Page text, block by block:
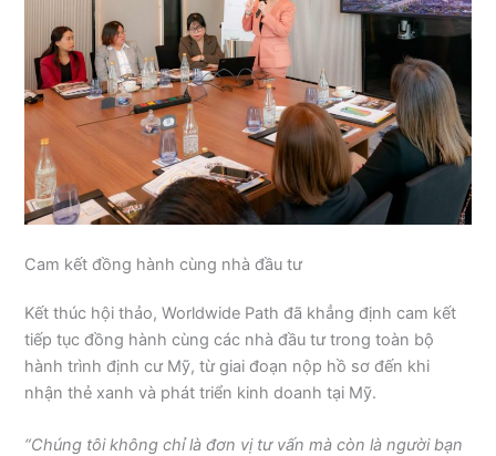
Cam kết đồng hành cùng nhà đầu tư
Kết thúc hội thảo, Worldwide Path đã khẳng định cam kết
tiếp tục đồng hành cùng các nhà đầu tư trong toàn bộ
hành trình định cư Mỹ, từ giai đoạn nộp hồ sơ đến khi
nhận thẻ xanh và phát triển kinh doanh tại Mỹ.
“Chúng tôi không chỉ là đơn vị tư vấn mà còn là người bạn